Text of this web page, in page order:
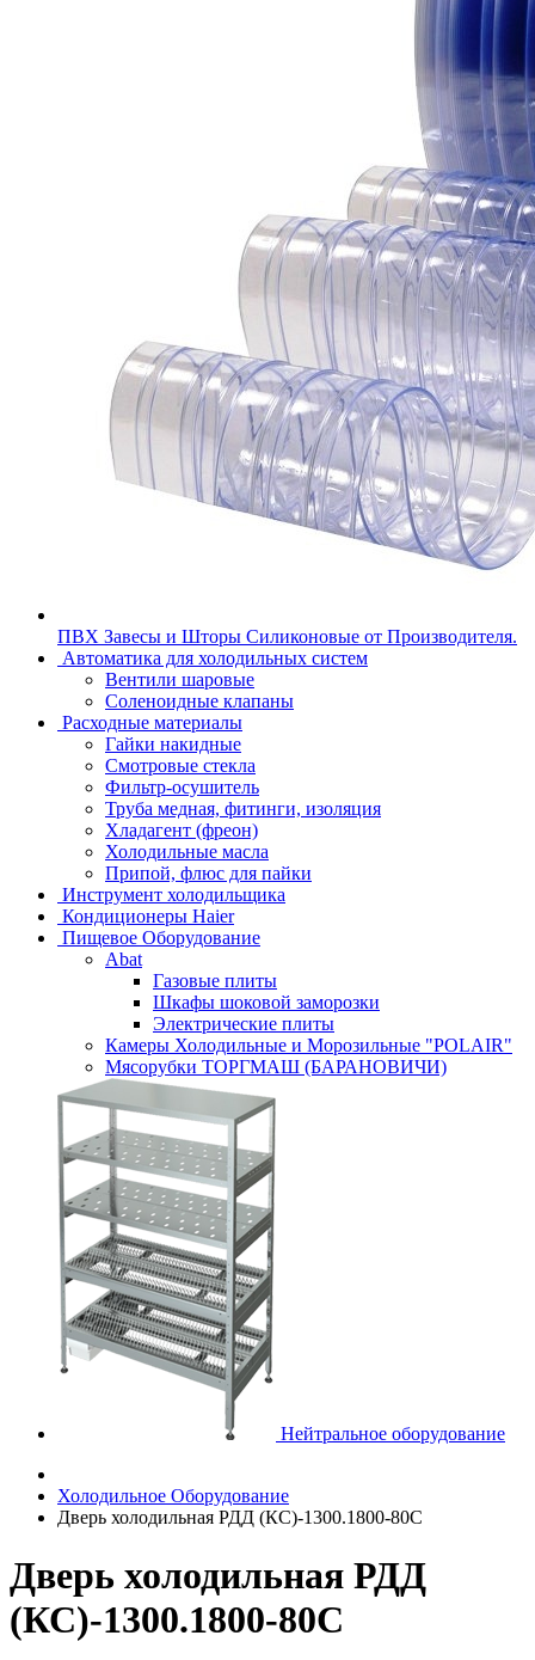
ПВХ Завесы и Шторы Силиконовые от Производителя.
Автоматика для холодильных систем
Вентили шаровые
Соленоидные клапаны
Расходные материалы
Гайки накидные
Смотровые стекла
Фильтр-осушитель
Труба медная, фитинги, изоляция
Хладагент (фреон)
Холодильные масла
Припой, флюс для пайки
Инструмент холодильщика
Кондиционеры Haier
Пищевое Оборудование
Abat
Газовые плиты
Шкафы шоковой заморозки
Электрические плиты
Камеры Холодильные и Морозильные "POLAIR"
Мясорубки ТОРГМАШ (БАРАНОВИЧИ)
Нейтральное оборудование
Холодильное Оборудование
Дверь холодильная РДД (КС)-1300.1800-80С
Дверь холодильная РДД
(КС)-1300.1800-80С